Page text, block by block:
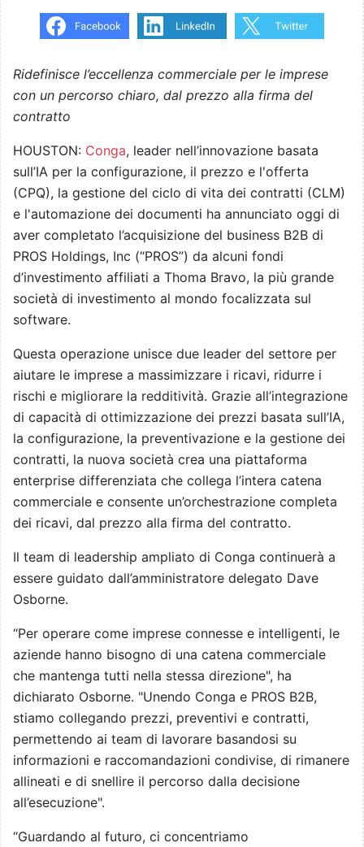
Ridefinisce l’eccellenza commerciale per le imprese
con un percorso chiaro, dal prezzo alla firma del
contratto
HOUSTON: Conga, leader nell’innovazione basata
sull’IA per la configurazione, il prezzo e l'offerta
(CPQ), la gestione del ciclo di vita dei contratti (CLM)
e l'automazione dei documenti ha annunciato oggi di
aver completato l’acquisizione del business B2B di
PROS Holdings, Inc (“PROS”) da alcuni fondi
d’investimento affiliati a Thoma Bravo, la più grande
società di investimento al mondo focalizzata sul
software.
Questa operazione unisce due leader del settore per
aiutare le imprese a massimizzare i ricavi, ridurre i
rischi e migliorare la redditività. Grazie all’integrazione
di capacità di ottimizzazione dei prezzi basata sull’IA,
la configurazione, la preventivazione e la gestione dei
contratti, la nuova società crea una piattaforma
enterprise differenziata che collega l’intera catena
commerciale e consente un’orchestrazione completa
dei ricavi, dal prezzo alla firma del contratto.
Il team di leadership ampliato di Conga continuerà a
essere guidato dall’amministratore delegato Dave
Osborne.
“Per operare come imprese connesse e intelligenti, le
aziende hanno bisogno di una catena commerciale
che mantenga tutti nella stessa direzione", ha
dichiarato Osborne. "Unendo Conga e PROS B2B,
stiamo collegando prezzi, preventivi e contratti,
permettendo ai team di lavorare basandosi su
informazioni e raccomandazioni condivise, di rimanere
allineati e di snellire il percorso dalla decisione
all’esecuzione".
“Guardando al futuro, ci concentriamo